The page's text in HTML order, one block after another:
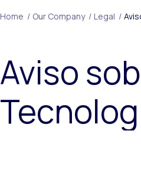
Home / Our Company / Legal /
Aviso